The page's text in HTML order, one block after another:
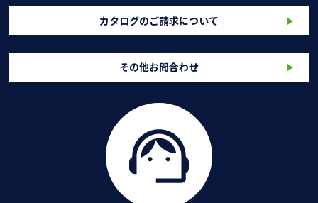
カタログのご請求について
その他お問合わせ